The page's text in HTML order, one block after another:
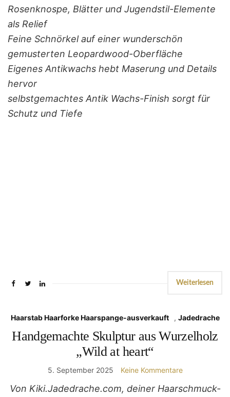
Rosenknospe, Blätter und Jugendstil-Elemente
als Relief
Feine Schnörkel auf einer wunderschön
gemusterten Leopardwood-Oberfläche
Eigenes Antikwachs hebt Maserung und Details
hervor
selbstgemachtes Antik Wachs-Finish sorgt für
Schutz und Tiefe
Weiterlesen
Haarstab Haarforke Haarspange-ausverkauft , Jadedrache
Handgemachte Skulptur aus Wurzelholz
„Wild at heart“
5. September 2025 Keine Kommentare
Von Kiki.Jadedrache.com, deiner Haarschmuck-